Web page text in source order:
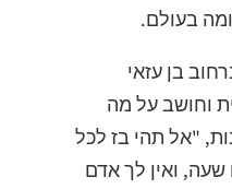
בעולם.
בן עזאי
וחושב על מה
"אל תהי בז לכל
ואין לך אדם